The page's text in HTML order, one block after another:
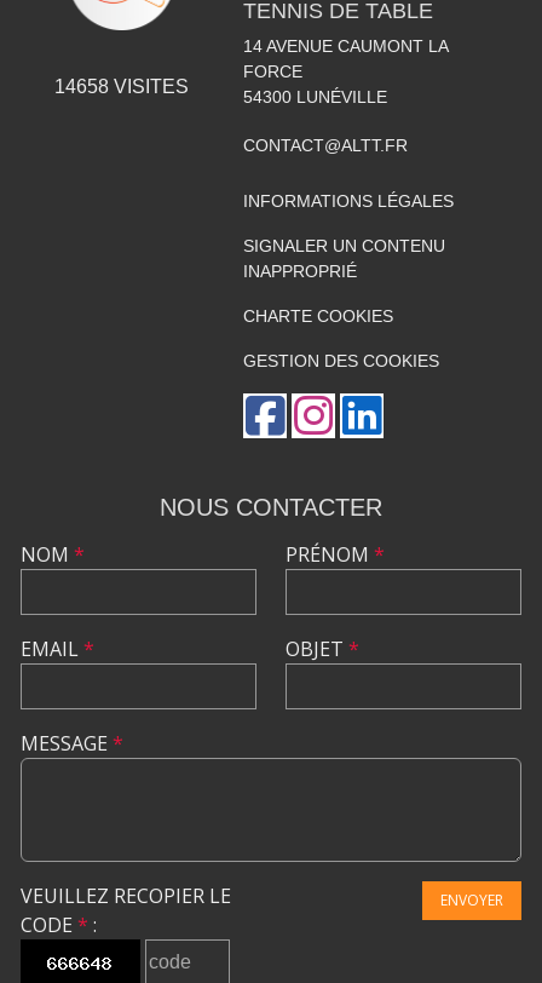
14658VISITES
TENNIS DE TABLE
14 AVENUE CAUMONT LA
FORCE
54300 LUNÉVILLE
CONTACT@ALTT.FR
INFORMATIONS LÉGALES
SIGNALER UN CONTENU
INAPPROPRIÉ
CHARTE COOKIES
GESTION DES COOKIES
NOUS CONTACTER
NOM *
EMAIL*
PRÉNOM *
OBJET *
MESSAGE *
VEUILLEZ RECOPIER LE
CODE * :
ENVOYER